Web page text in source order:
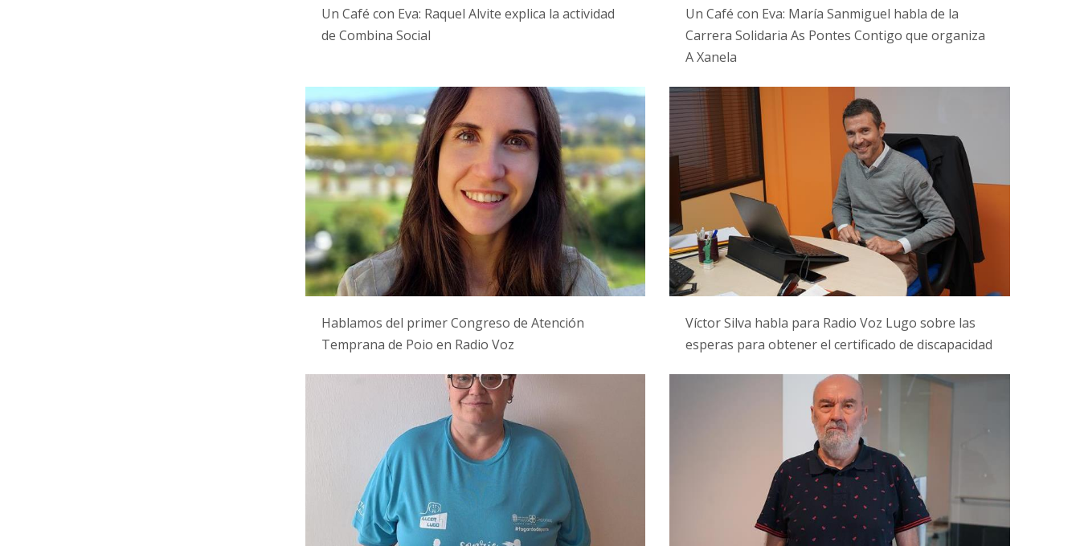
Un Café con Eva: Raquel Alvite explica la actividad
de Combina Social
Un Café con Eva: María Sanmiguel habla de la
Carrera Solidaria As Pontes Contigo que organiza
A Xanela
Hablamos del primer Congreso de Atención
Temprana de Poio en Radio Voz
Víctor Silva habla para Radio Voz Lugo sobre las
esperas para obtener el certificado de discapacidad